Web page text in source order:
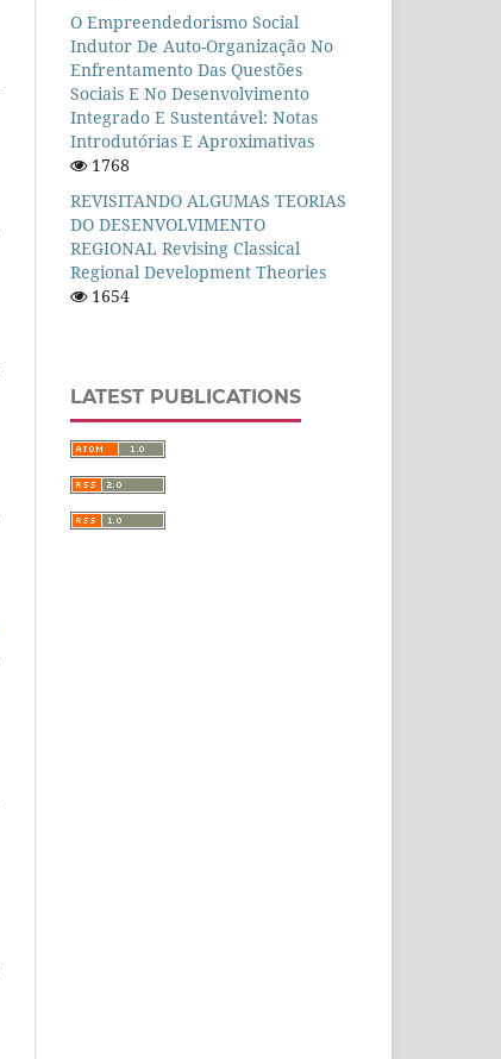
O Empreendedorismo Social
Indutor De Auto-Organização No
Enfrentamento Das Questões
Sociais E No Desenvolvimento
Integrado E Sustentável: Notas
Introdutórias E Aproximativas
1768
REVISITANDO ALGUMAS TEORIAS
DO DESENVOLVIMENTO
REGIONAL Revising Classical
Regional Development Theories
1654
LATEST PUBLICATIONS